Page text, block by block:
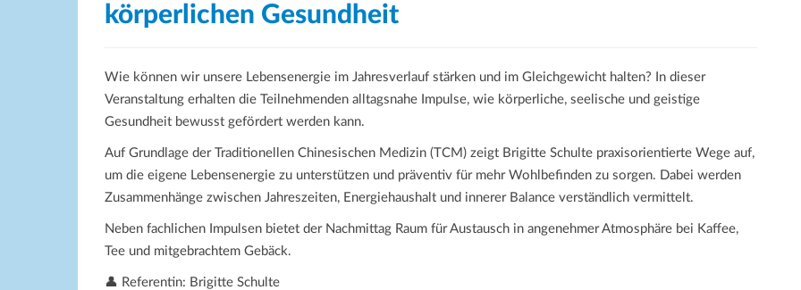
körperlichen Gesundheit
Wie können wir unsere Lebensenergie im Jahresverlauf stärken und im Gleichgewicht halten? In dieser
Veranstaltung erhalten die Teilnehmenden alltagsnahe Impulse, wie körperliche, seelische und geistige
Gesundheit bewusst gefördert werden kann.
Auf Grundlage der Traditionellen Chinesischen Medizin (TCM) zeigt Brigitte Schulte praxisorientierte Wege auf,
um die eigene Lebensenergie zu unterstützen und präventiv für mehr Wohlbefinden zu sorgen. Dabei werden
Zusammenhänge zwischen Jahreszeiten, Energiehaushalt und innerer Balance verständlich vermittelt.
Neben fachlichen Impulsen bietet der Nachmittag Raum für Austausch in angenehmer Atmosphäre bei Kaffee,
Tee und mitgebrachtem Gebäck.
👤 Referentin: Brigitte Schulte